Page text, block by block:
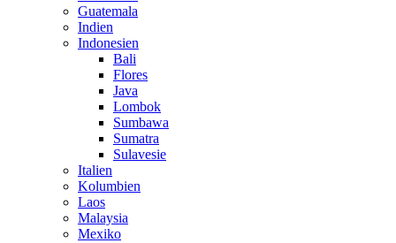
Guatemala
Indien
Indonesien
Bali
Flores
Java
Lombok
Sumbawa
Sumatra
Sulavesie
Italien
Kolumbien
Laos
Malaysia
Mexiko